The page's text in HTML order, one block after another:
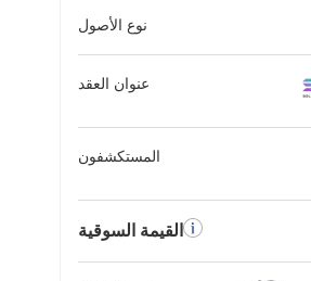
نوع الأصول
عنوان العقد
المستكشفون
القيمة السوقية